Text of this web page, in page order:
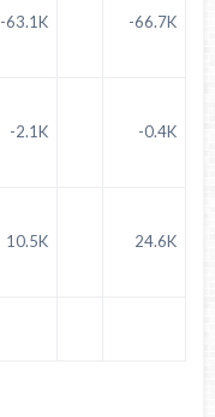
-63.1K -66.7K
-2.1K -0.4K
10.5K 24.6K